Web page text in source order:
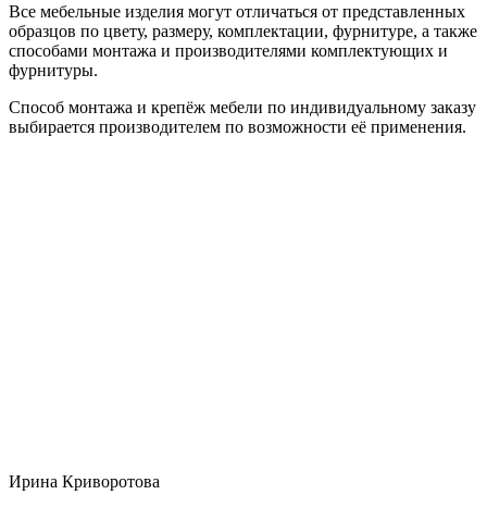
Все мебельные изделия могут отличаться от представленных
образцов по цвету, размеру, комплектации, фурнитуре, а также
способами монтажа и производителями комплектующих и
фурнитуры.
Способ монтажа и крепёж мебели по индивидуальному заказу
выбирается производителем по возможности её применения.
Ирина Криворотова